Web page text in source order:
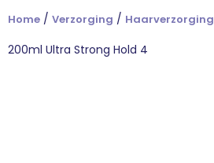
Home / Verzorging / Haarverzorging
200ml Ultra Strong Hold 4